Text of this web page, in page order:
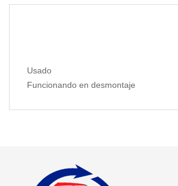
Usado
Funcionando en desmontaje